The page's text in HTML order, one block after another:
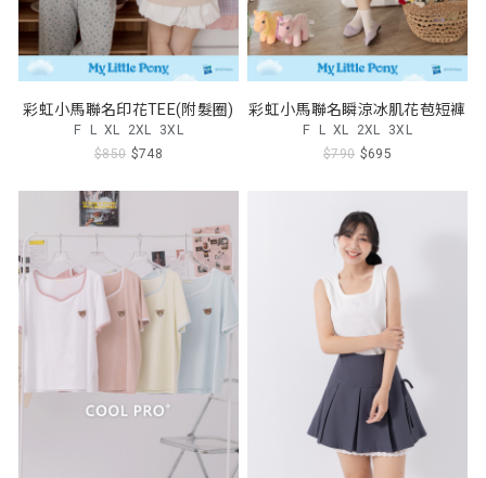
彩虹小馬聯名印花TEE(附髮圈)
F L XL 2XL 3XL
$850 $748
彩虹小馬聯名瞬涼冰肌花苞短褲
F L XL 2XL 3XL
$790 $695